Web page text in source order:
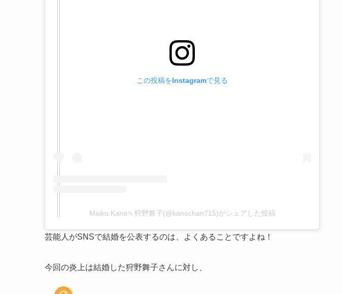
この投稿をInstagramで見る
Maiko Kano🍡狩野舞子(@kanochan715)がシェアした投稿
芸能人がSNSで結婚を公表するのは、よくあることですよね！
今回の炎上は結婚した狩野舞子さんに対し、